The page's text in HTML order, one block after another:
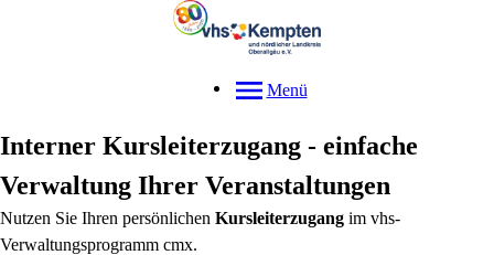
Menü
Interner Kursleiterzugang - einfache
Verwaltung Ihrer Veranstaltungen
Nutzen Sie Ihren persönlichen Kursleiterzugang im vhs-
Verwaltungsprogramm cmx.